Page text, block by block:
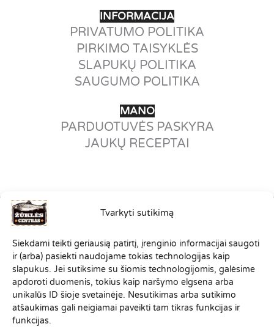
Tvarkyti sutikimą
Siekdami teikti geriausią patirtį, įrenginio informacijai saugoti
ir (arba) pasiekti naudojame tokias technologijas kaip
slapukus. Jei sutiksime su šiomis technologijomis, galėsime
apdoroti duomenis, tokius kaip naršymo elgsena arba
unikalūs ID šioje svetainėje. Nesutikimas arba sutikimo
atšaukimas gali neigiamai paveikti tam tikras funkcijas ir
funkcijas.
INFORMACIJA
PRIVATUMO POLITIKA
PIRKIMO TAISYKLĖS
SLAPUKŲ POLITIKA
SAUGUMO POLITIKA
MANO
PARDUOTUVĖS PASKYRA
JAUKŲ RECEPTAI
VISOS TEISĖS SAUGOMOS.
ZUKLESCENTRAS.LT PRIKLAUSO
SPORTINĖS ŽŪKLĖS KLUBO
"ŽVEJONYS"ŠEIMAI